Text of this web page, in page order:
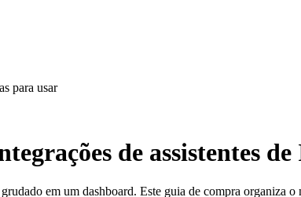
para usar
de assistentes
em um dashboard. Este guia de compra organiza